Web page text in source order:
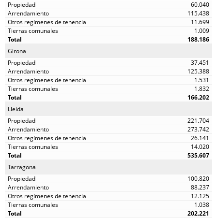
60.040
115.438
11.699
1.009
188.186
Girona
37.451
125.388
1.531
1.832
166.202
Lleida
221.704
273.742
26.141
14.020
535.607
Tarragona
100.820
88.237
12.125
1.038
202.221